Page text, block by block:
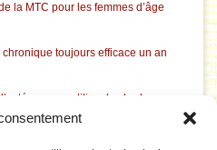
la MTC pour les femmes d’âge
toujours efficace un an
utilise des herbes